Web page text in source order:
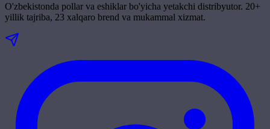
O'zbekistonda pollar va eshiklar bo'yicha yetakchi distribyutor. 20+
yillik tajriba, 23 xalqaro brend va mukammal xizmat.